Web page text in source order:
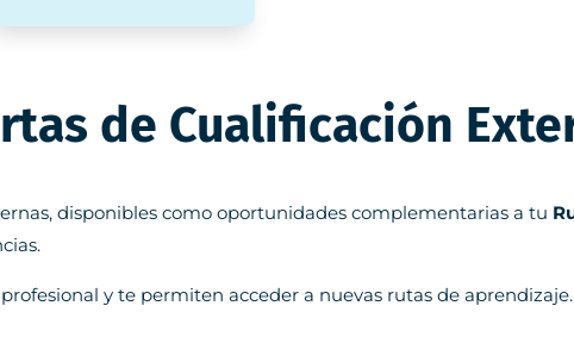
de Cualificación
disponibles como oportunidades complementarias a tu
y te permiten acceder a nuevas rutas de aprendizaje.